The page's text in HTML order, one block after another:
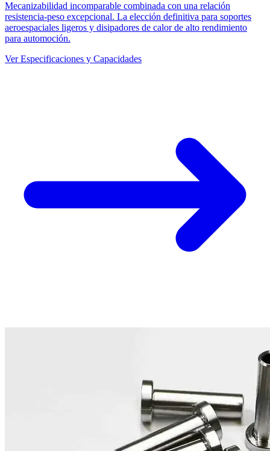
Mecanizabilidad incomparable combinada con una relación
resistencia-peso excepcional. La elección definitiva para soportes
aeroespaciales ligeros y disipadores de calor de alto rendimiento
para automoción.
Ver Especificaciones y Capacidades